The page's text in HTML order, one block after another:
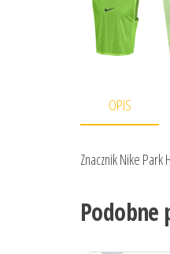
OPIS
Znacznik Nike Park